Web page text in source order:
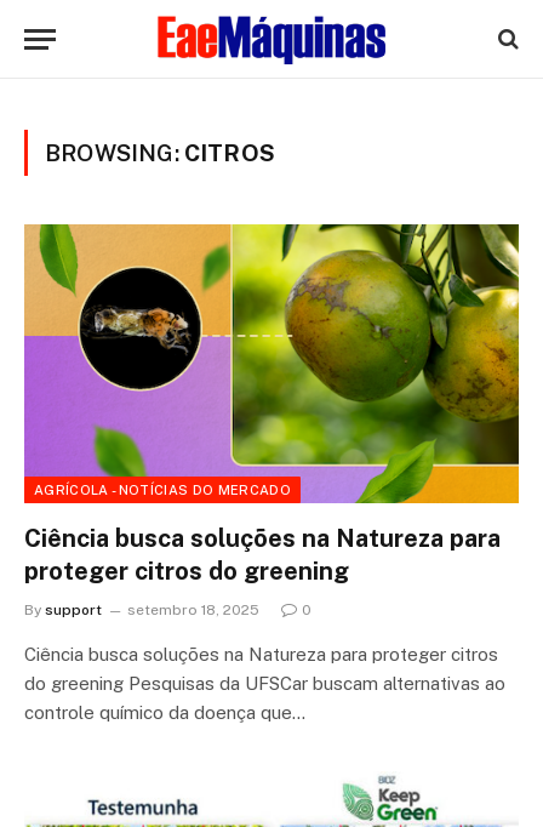
BROWSING: CITROS
AGRÍCOLA - NOTÍCIAS DO MERCADO
Ciência busca soluções na Natureza para
proteger citros do greening
By support setembro 18, 2025 0
Ciência busca soluções na Natureza para proteger citros
do greening Pesquisas da UFSCar buscam alternativas ao
controle químico da doença que…